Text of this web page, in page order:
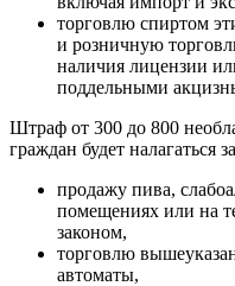
торговлю спиртом
и розничную
наличия лицензии
поддельными
Штраф от 300 до 800
граждан будет налагаться
продажу пива,
помещениях или на
законом,
торговлю
автоматы,